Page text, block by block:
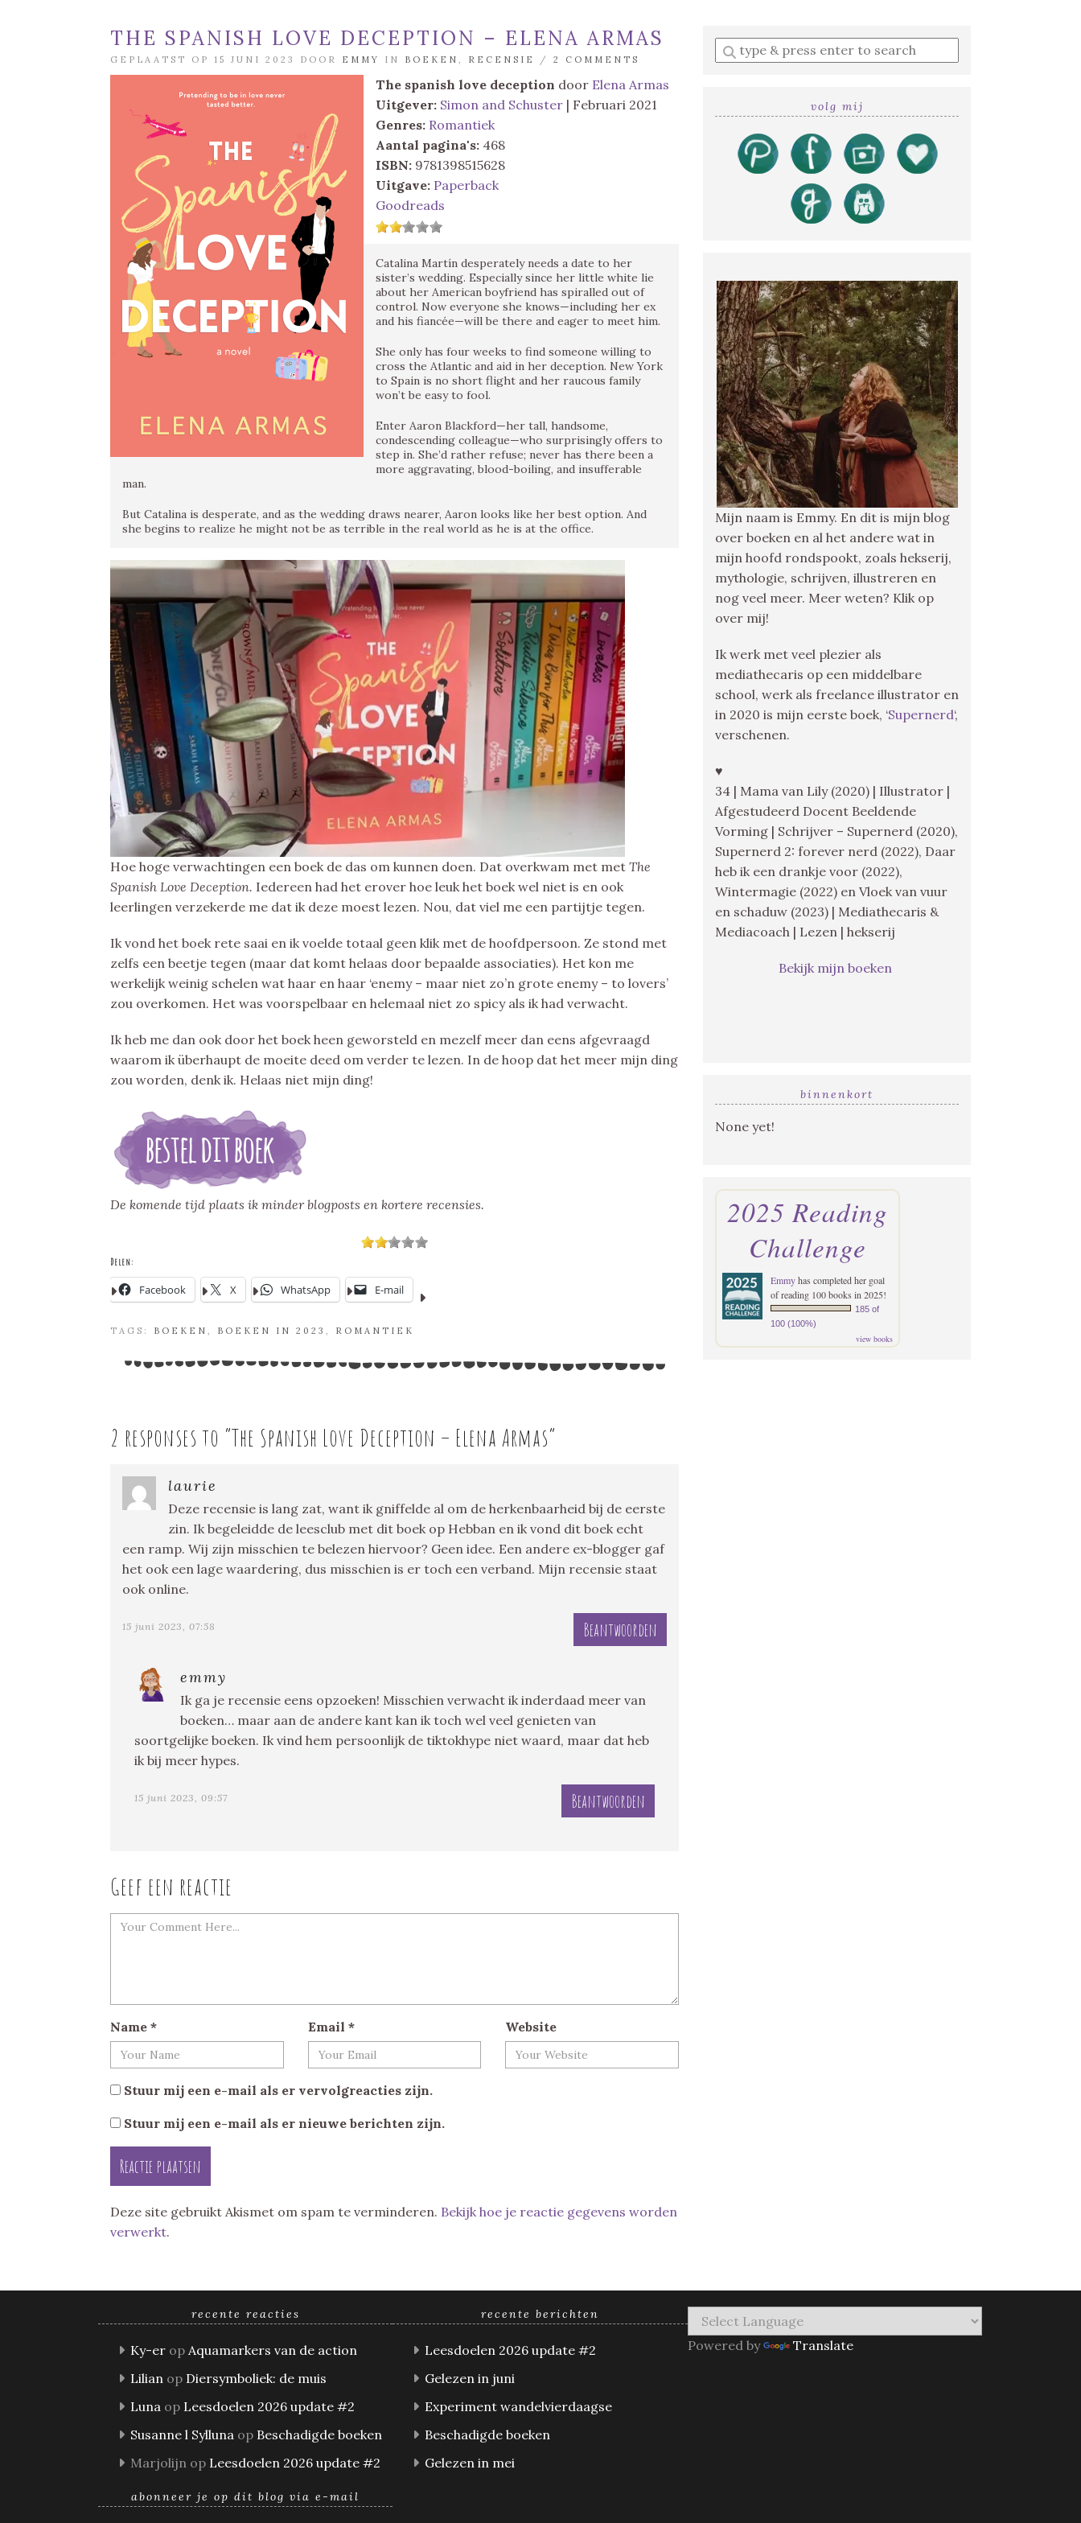
THE SPANISH LOVE DECEPTION – ELENA ARMAS
GEPLAATST OP 15 JUNI 2023 DOOR EMMY IN BOEKEN , RECENSIE / 2 COMMENTS
The spanish love deception door Elena Armas
Uitgever: Simon and Schuster | Februari 2021
Genres: Romantiek
Aantal pagina's: 468
ISBN: 9781398515628
Uitgave: Paperback
Goodreads
Catalina Martín desperately needs a date to her
sister’s wedding. Especially since her little white lie
about her American boyfriend has spiralled out of
control. Now everyone she knows—including her ex
and his fiancée—will be there and eager to meet him.
She only has four weeks to find someone willing to
cross the Atlantic and aid in her deception. New York
to Spain is no short flight and her raucous family
won’t be easy to fool.
Enter Aaron Blackford—her tall, handsome,
condescending colleague—who surprisingly offers to
step in. She’d rather refuse; never has there been a
more aggravating, blood-boiling, and insufferable
man.
But Catalina is desperate, and as the wedding draws nearer, Aaron looks like her best option. And
she begins to realize he might not be as terrible in the real world as he is at the office.
Hoe hoge verwachtingen een boek de das om kunnen doen. Dat overkwam met met The
Spanish Love Deception. Iedereen had het erover hoe leuk het boek wel niet is en ook
leerlingen verzekerde me dat ik deze moest lezen. Nou, dat viel me een partijtje tegen.
Ik vond het boek rete saai en ik voelde totaal geen klik met de hoofdpersoon. Ze stond met
zelfs een beetje tegen (maar dat komt helaas door bepaalde associaties). Het kon me
werkelijk weinig schelen wat haar en haar ‘enemy – maar niet zo’n grote enemy – to lovers’
zou overkomen. Het was voorspelbaar en helemaal niet zo spicy als ik had verwacht.
Ik heb me dan ook door het boek heen geworsteld en mezelf meer dan eens afgevraagd
waarom ik überhaupt de moeite deed om verder te lezen. In de hoop dat het meer mijn ding
zou worden, denk ik. Helaas niet mijn ding!
De komende tijd plaats ik minder blogposts en kortere recensies.
Delen:
Facebook X WhatsApp E-mail
TAGS: BOEKEN , BOEKEN IN 2023 , ROMANTIEK
2 responses to “The Spanish Love Deception – Elena Armas”
laurie
Deze recensie is lang zat, want ik gniffelde al om de herkenbaarheid bij de eerste
zin. Ik begeleidde de leesclub met dit boek op Hebban en ik vond dit boek echt
een ramp. Wij zijn misschien te belezen hiervoor? Geen idee. Een andere ex-blogger gaf
het ook een lage waardering, dus misschien is er toch een verband. Mijn recensie staat
ook online.
15 juni 2023, 07:58 Beantwoorden
emmy
Ik ga je recensie eens opzoeken! Misschien verwacht ik inderdaad meer van
boeken… maar aan de andere kant kan ik toch wel veel genieten van
soortgelijke boeken. Ik vind hem persoonlijk de tiktokhype niet waard, maar dat heb
ik bij meer hypes.
15 juni 2023, 09:57 Beantwoorden
Geef een reactie
Name * Email * Website
Stuur mij een e-mail als er vervolgreacties zijn.
Stuur mij een e-mail als er nieuwe berichten zijn.
Deze site gebruikt Akismet om spam te verminderen. Bekijk hoe je reactie gegevens worden
verwerkt.
Enter
a
volg mij
Mijn naam is Emmy. En dit is mijn blog
over boeken en al het andere wat in
mijn hoofd rondspookt, zoals hekserij,
mythologie, schrijven, illustreren en
nog veel meer. Meer weten? Klik op
over mij!
Ik werk met veel plezier als
mediathecaris op een middelbare
school, werk als freelance illustrator en
in 2020 is mijn eerste boek, ‘Supernerd‘,
verschenen.
♥
34 | Mama van Lily (2020) | Illustrator |
Afgestudeerd Docent Beeldende
Vorming | Schrijver – Supernerd (2020),
Supernerd 2: forever nerd (2022), Daar
heb ik een drankje voor (2022),
Wintermagie (2022) en Vloek van vuur
en schaduw (2023) | Mediathecaris &
Mediacoach | Lezen | hekserij
Bekijk mijn boeken
binnenkort
None yet!
2025 Reading
Challenge
Emmyhas completed her goal
of reading 100 books in 2025!
185 of
100 (100%)
view books
recente reacties
Ky-er op Aquamarkers van de action
Lilian op Diersymboliek: de muis
Luna op Leesdoelen 2026 update #2
Susanne l Sylluna op Beschadigde boeken
Marjolijn op Leesdoelen 2026 update #2
recente berichten
Leesdoelen 2026 update #2
Gelezen in juni
Experiment wandelvierdaagse
Beschadigde boeken
Gelezen in mei
Powered by Translate
abonneer je op dit blog via e-mail